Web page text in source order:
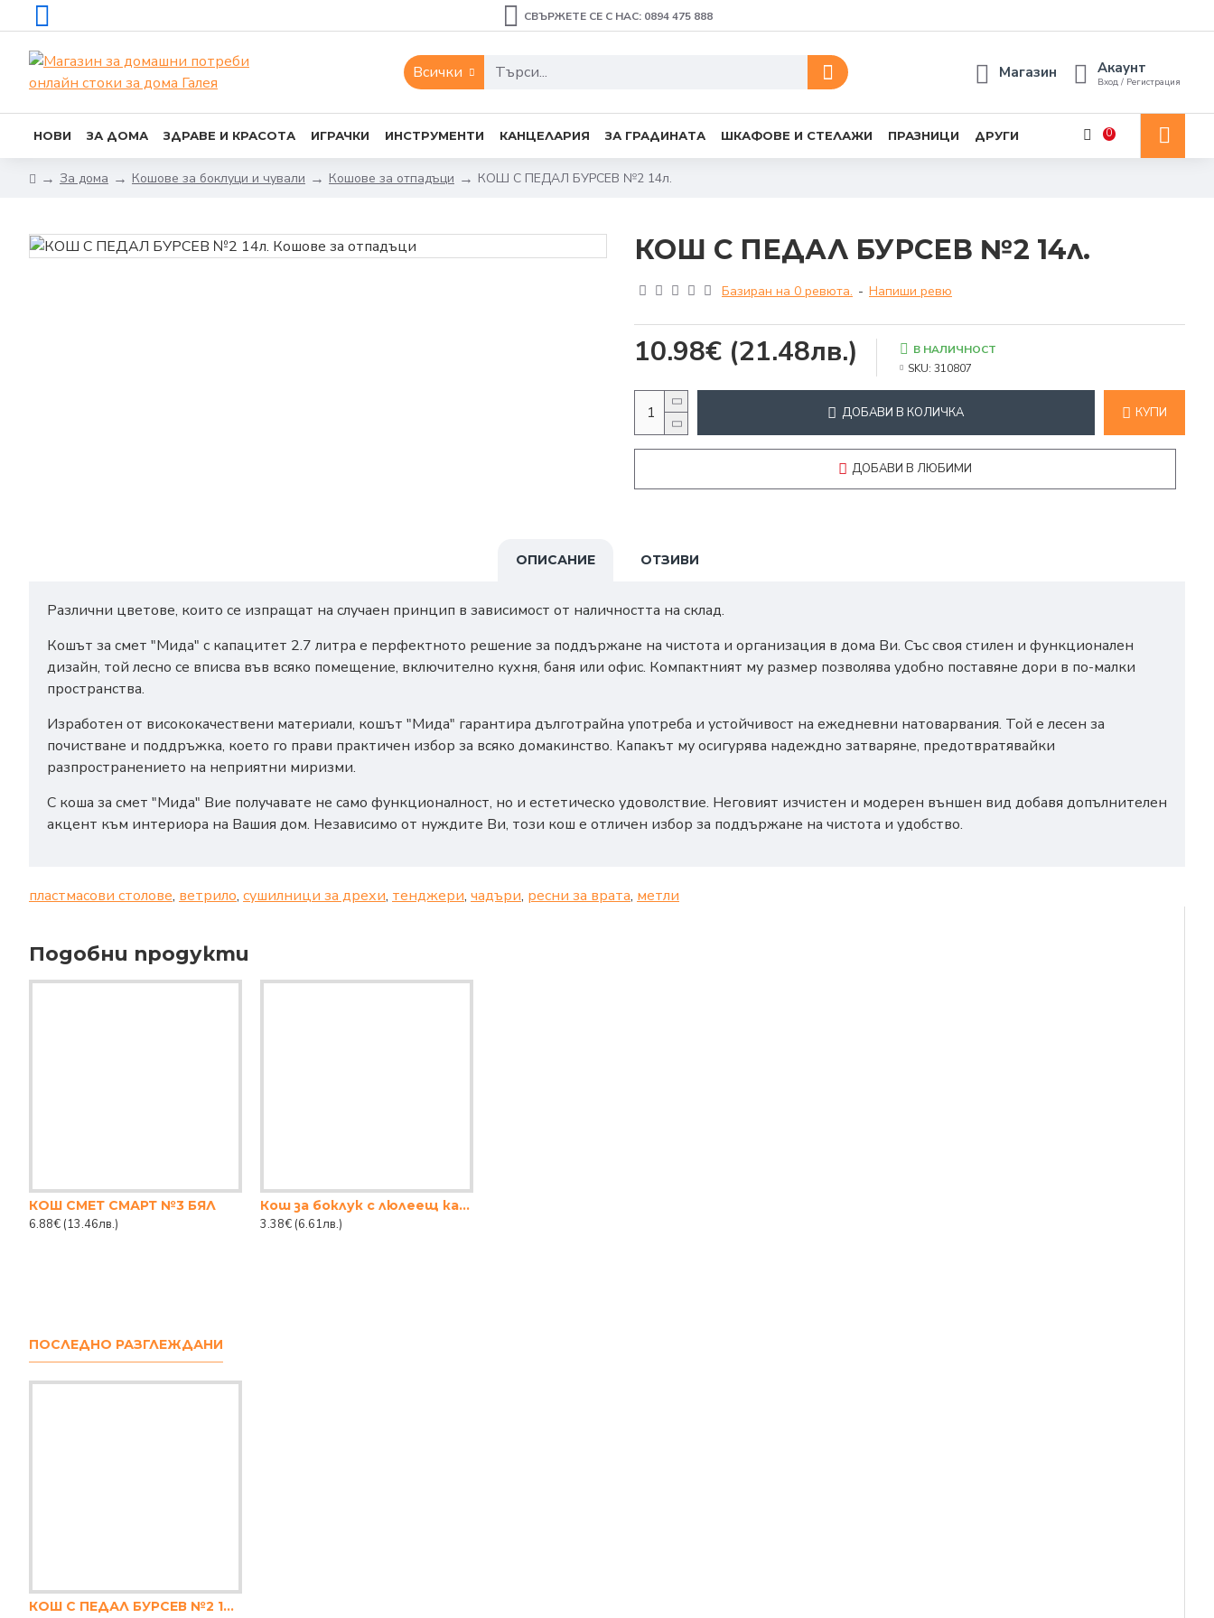
СВЪРЖЕТЕ СЕ С НАС: 0894 475 888
Всички Магазин Акаунт
Вход / Регистрация
НОВИ ЗА ДОМА ЗДРАВЕ И КРАСОТА ИГРАЧКИ ИНСТРУМЕНТИ КАНЦЕЛАРИЯ ЗА ГРАДИНАТА ШКАФОВЕ И СТЕЛАЖИ ПРАЗНИЦИ ДРУГИ 0
За дома Кошове за боклуци и чували Кошове за отпадъци КОШ С ПЕДАЛ БУРСЕВ №2 14л.
КОШ С ПЕДАЛ БУРСЕВ №2 14л.
Базиран на 0 ревюта. - Напиши ревю
10.98€ (21.48лв.)
В НАЛИЧНОСТ
SKU: 310807
ДОБАВИ В КОЛИЧКА КУПИ
ДОБАВИ В ЛЮБИМИ
ОПИСАНИЕ ОТЗИВИ
Различни цветове, които се изпращат на случаен принцип в зависимост от наличността на склад.
Кошът за смет "Мида" с капацитет 2.7 литра е перфектното решение за поддържане на чистота и организация в дома Ви. Със своя стилен и функционален
дизайн, той лесно се вписва във всяко помещение, включително кухня, баня или офис. Компактният му размер позволява удобно поставяне дори в по-малки
пространства.
Изработен от висококачествени материали, кошът "Мида" гарантира дълготрайна употреба и устойчивост на ежедневни натоварвания. Той е лесен за
почистване и поддръжка, което го прави практичен избор за всяко домакинство. Капакът му осигурява надеждно затваряне, предотвратявайки
разпространението на неприятни миризми.
С коша за смет "Мида" Вие получавате не само функционалност, но и естетическо удоволствие. Неговият изчистен и модерен външен вид добавя допълнителен
акцент към интериора на Вашия дом. Независимо от нуждите Ви, този кош е отличен избор за поддържане на чистота и удобство.
пластмасови столове, ветрило, сушилници за дрехи, тенджери, чадъри, ресни за врата, метли
Подобни продукти
КОШ СМЕТ СМАРТ №3 БЯЛ
6.88€ (13.46лв.)
Кош за боклук с люлеещ капак
3.38€ (6.61лв.)
ПОСЛЕДНО РАЗГЛЕЖДАНИ
КОШ С ПЕДАЛ БУРСЕВ №2 14л.